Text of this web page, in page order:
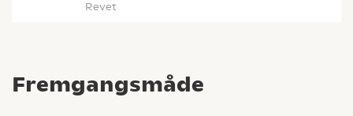
Fremgangsmåde
revet